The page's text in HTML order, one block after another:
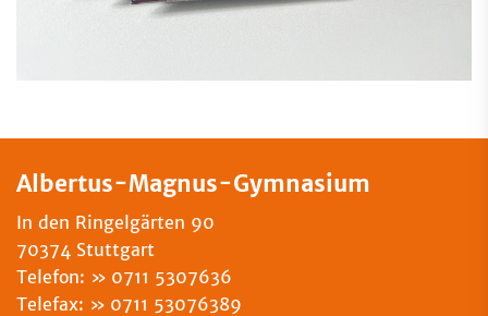
Albertus-Magnus-Gymnasium
In den Ringelgärten 90
70374 Stuttgart
Telefon:
0711 5307636
Telefax:
0711 53076389